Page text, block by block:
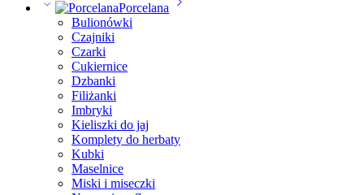
Porcelana
Bulionówki
Czajniki
Czarki
Cukiernice
Dzbanki
Filiżanki
Imbryki
Kieliszki do jaj
Komplety do herbaty
Kubki
Maselnice
Miski i miseczki